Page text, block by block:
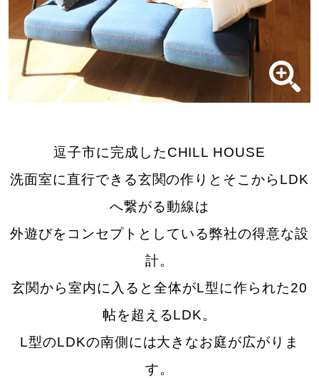
逗子市に完成したCHILL HOUSE
洗面室に直行できる玄関の作りとそこからLDK
へ繋がる動線は
外遊びをコンセプトとしている弊社の得意な設
計。
玄関から室内に入ると全体がL型に作られた20
帖を超えるLDK。
L型のLDKの南側には大きなお庭が広がりま
す。